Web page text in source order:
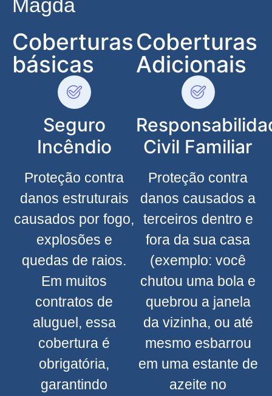
Coberturas
básicas
Seguro
Incêndio
Proteção contra
danos estruturais
causados por fogo,
explosões e
quedas de raios.
Em muitos
contratos de
aluguel, essa
cobertura é
obrigatória,
garantindo
Coberturas
Adicionais
Civil Familiar
Proteção contra
danos causados a
terceiros dentro e
fora da sua casa
(exemplo: você
chutou uma bola e
quebrou a janela
da vizinha, ou até
mesmo esbarrou
em uma estante de
azeite no